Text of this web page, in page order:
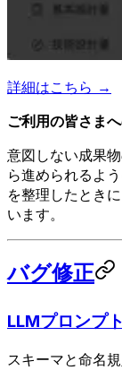
詳細はこちら →
ご利用の皆さま
意図しない成果
ら進められるよ
を整理したとき
います。
バグ修正
LLMプロンプ
スキーマと命名